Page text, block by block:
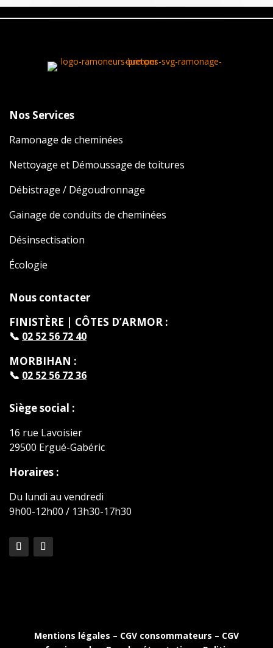
Nos Services
Ramonage de cheminées
Nettoyage et Démoussage de toitures
Débistrage / Dégoudronnage
Gainage de conduits de cheminées
Désinsectisation
Écologie
Nous contacter
FINISTÈRE | CÔTES D’ARMOR :
📞 02 52 56 72 40
MORBIHAN :
📞 02 52 56 72 36
Siège social :
16 rue Lavoisier
29500 Ergué-Gabéric
Horaires :
Du lundi au vendredi
9h00-12h00 / 13h30-17h30
Mentions légales – CGV consommateurs – CGV